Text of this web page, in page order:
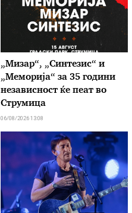
„Мизар“, „Синтезис“ и
„Меморија“ за 35 години
независност ќе пеат во
Струмица
06/08/2026 13:08